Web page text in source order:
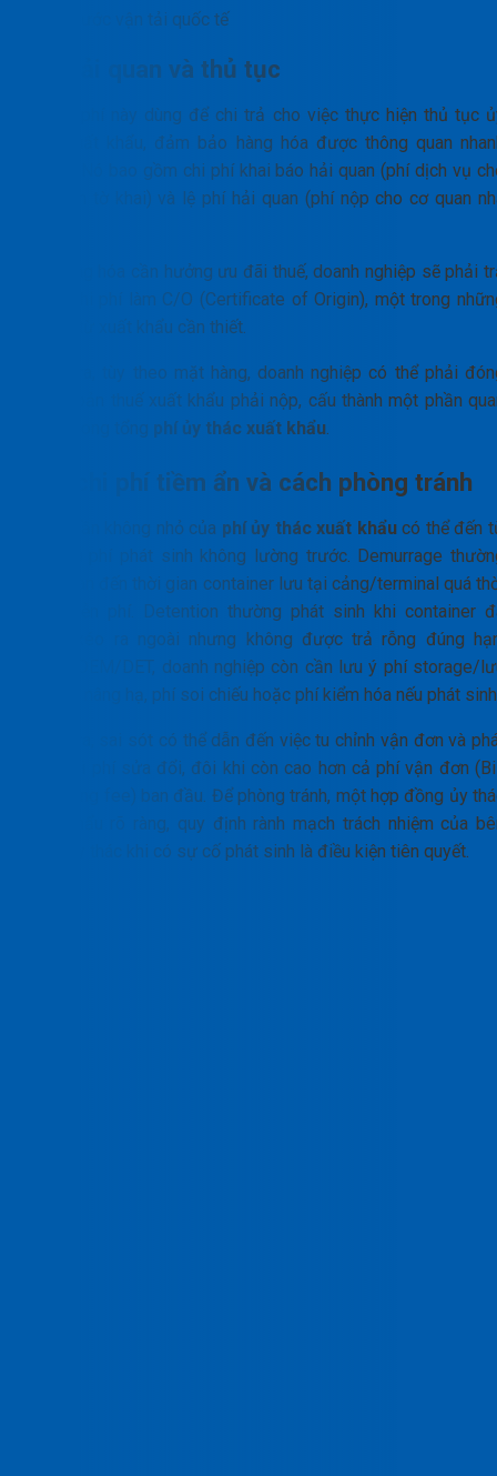
Cước vận tải quốc tế
Phí hải quan và thủ tục
Khoản phí này dùng để chi trả cho việc thực hiện thủ tục
thác xuất khẩu, đảm bảo hàng hóa được thông quan
chóng. Nó bao gồm chi phí khai báo hải quan (phí dịch vụ
việc lên tờ khai) và lệ phí hải quan (phí nộp cho cơ quan
Với hàng hóa cần hưởng ưu đãi thuế, doanh nghiệp sẽ phải
thêm chi phí làm C/O (Certificate of Origin), một trong
chứng từ xuất khẩu cần thiết.
Ngoài ra, tùy theo mặt hàng, doanh nghiệp có thể phải
các khoản thuế xuất khẩu phải nộp, cấu thành một phần
trọng trong tổng phí ủy thác xuất khẩu.
Các chi phí tiềm ẩn và cách phòng tránh
Một phần không nhỏ của phí ủy thác xuất khẩucó thể đến
các chi phí phát sinh không lường trước. Demurrage
liên quan đến thời gian container lưu tại cảng/terminal quá
hạn miễn phí. Detention thường phát sinh khi container
được kéo ra ngoài nhưng không được trả rỗng đúng
Ngoài DEM/DET, doanh nghiệp còn cần lưu ý phí storage/
bãi, phí nâng hạ, phí soi chiếu hoặc phí kiểm hóa nếu phát
Ngoài ra, sai sót có thể dẫn đến việc tu chỉnh vận đơn và
sinh chi phí sửa đổi, đôi khi còn cao hơn cả phí vận đơn
of Lading fee) ban đầu. Để phòng tránh, một hợp đồng ủy
xuất khẩu rõ ràng, quy định rành mạch trách nhiệm của
nhận ủy thác khi có sự cố phát sinh là điều kiện tiên quyết.